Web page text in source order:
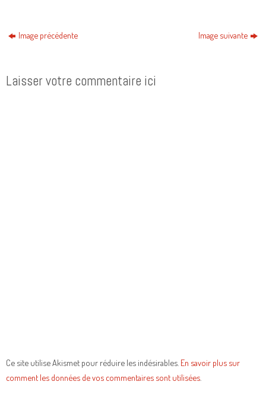
Image précédente Image suivante
Laisser votre commentaire ici
Ce site utilise Akismet pour réduire les indésirables. En savoir plus sur
comment les données de vos commentaires sont utilisées